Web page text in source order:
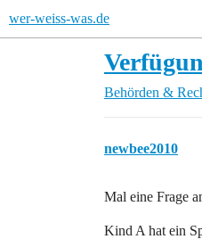
wer-weiss-was.de
Behörden &
newbee2010
Mal eine Frage
Kind A hat ein